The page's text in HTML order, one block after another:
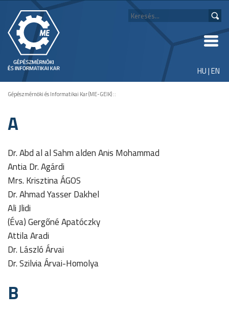
HU|EN
Gépészmérnöki és Informatikai Kar (ME-GEIK)::
A
Dr. Abd al al Sahm alden Anis Mohammad
Antia Dr. Agárdi
Mrs. Krisztina ÁGOS
Dr. Ahmad Yasser Dakhel
Ali Jlidi
(Éva) Gergőné Apatóczky
Attila Aradi
Dr. László Árvai
Dr. Szilvia Árvai-Homolya
B